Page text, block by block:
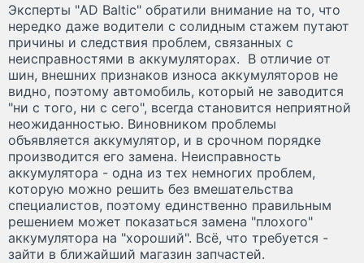
Эксперты "AD Baltic" обратили внимание на то, что
нередко даже водители с солидным стажем путают
причины и следствия проблем, связанных с
неисправностями в аккумуляторах. В отличие от
шин, внешних признаков износа аккумуляторов не
видно, поэтому автомобиль, который не заводится
"ни с того, ни с сего", всегда становится неприятной
неожиданностью. Виновником проблемы
объявляется аккумулятор, и в срочном порядке
производится его замена. Неисправность
аккумулятора - одна из тех немногих проблем,
которую можно решить без вмешательства
специалистов, поэтому единственно правильным
решением может показаться замена "плохого"
аккумулятора на "хороший". Всё, что требуется -
зайти в ближайший магазин запчастей.